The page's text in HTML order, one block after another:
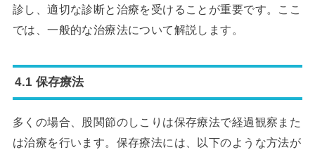
診し、適切な診断と治療を受けることが重要です。ここ
では、一般的な治療法について解説します。
4.1 保存療法
多くの場合、股関節のしこりは保存療法で経過観察また
は治療を行います。保存療法には、以下のような方法が